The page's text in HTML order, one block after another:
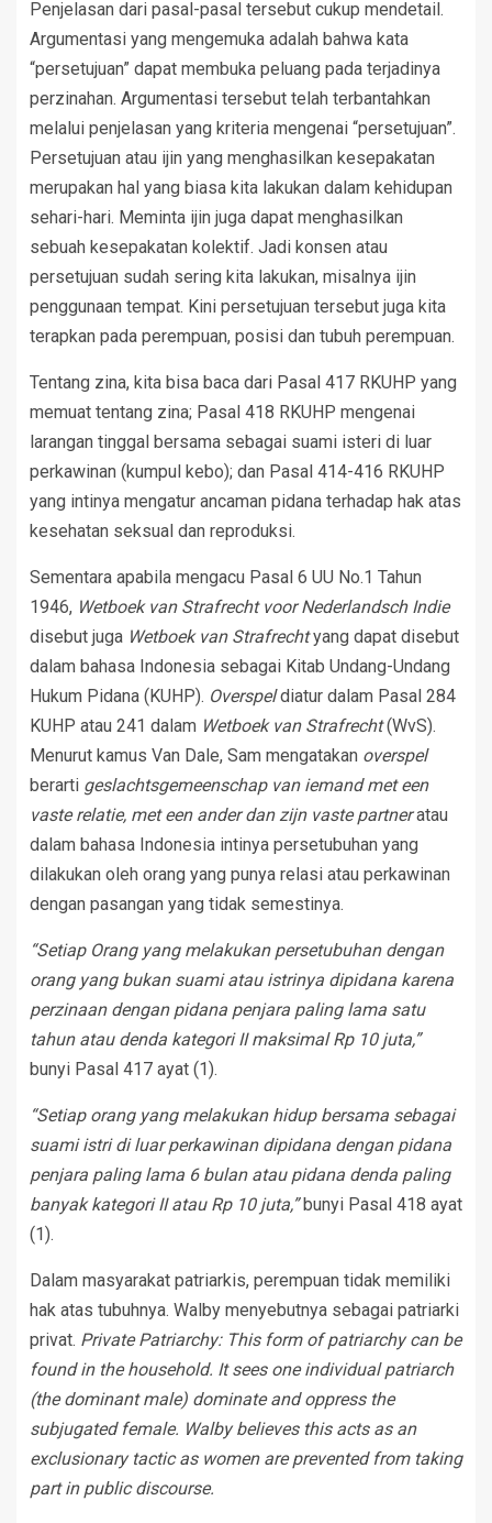
Penjelasan dari pasal-pasal tersebut cukup mendetail.
Argumentasi yang mengemuka adalah bahwa kata
“persetujuan” dapat membuka peluang pada terjadinya
perzinahan. Argumentasi tersebut telah terbantahkan
melalui penjelasan yang kriteria mengenai “persetujuan”.
Persetujuan atau ijin yang menghasilkan kesepakatan
merupakan hal yang biasa kita lakukan dalam kehidupan
sehari-hari. Meminta ijin juga dapat menghasilkan
sebuah kesepakatan kolektif. Jadi konsen atau
persetujuan sudah sering kita lakukan, misalnya ijin
penggunaan tempat. Kini persetujuan tersebut juga kita
terapkan pada perempuan, posisi dan tubuh perempuan.
Tentang zina, kita bisa baca dari Pasal 417 RKUHP yang
memuat tentang zina; Pasal 418 RKUHP mengenai
larangan tinggal bersama sebagai suami isteri di luar
perkawinan (kumpul kebo); dan Pasal 414-416 RKUHP
yang intinya mengatur ancaman pidana terhadap hak atas
kesehatan seksual dan reproduksi.
Sementara apabila mengacu Pasal 6 UU No.1 Tahun
1946, Wetboek van Strafrecht voor Nederlandsch Indie
disebut juga Wetboek van Strafrechtyang dapat disebut
dalam bahasa Indonesia sebagai Kitab Undang-Undang
Hukum Pidana (KUHP). Overspeldiatur dalam Pasal 284
KUHP atau 241 dalam Wetboek van Strafrecht(WvS).
Menurut kamus Van Dale, Sam mengatakan overspel
berarti geslachtsgemeenschap van iemand met een
vaste relatie, met een ander dan zijn vaste partneratau
dalam bahasa Indonesia intinya persetubuhan yang
dilakukan oleh orang yang punya relasi atau perkawinan
dengan pasangan yang tidak semestinya.
“Setiap Orang yang melakukan persetubuhan dengan
orang yang bukan suami atau istrinya dipidana karena
perzinaan dengan pidana penjara paling lama satu
tahun atau denda kategori II maksimal Rp 10 juta,”
bunyi Pasal 417 ayat (1).
“Setiap orang yang melakukan hidup bersama sebagai
suami istri di luar perkawinan dipidana dengan pidana
penjara paling lama 6 bulan atau pidana denda paling
banyak kategori II atau Rp 10 juta,”bunyi Pasal 418 ayat
(1).
Dalam masyarakat patriarkis, perempuan tidak memiliki
hak atas tubuhnya. Walby menyebutnya sebagai patriarki
privat. Private Patriarchy: This form of patriarchy can be
found in the household. It sees one individual patriarch
(the dominant male) dominate and oppress the
subjugated female. Walby believes this acts as an
exclusionary tactic as women are prevented from taking
part in public discourse.